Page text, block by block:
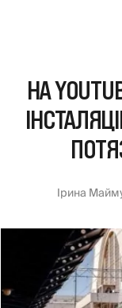
НА
Ірина